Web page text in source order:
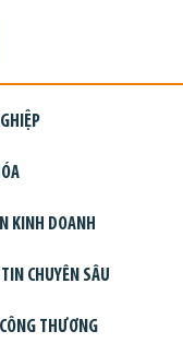
KINH DOANH
CHUYÊN SÂU
THƯƠNG